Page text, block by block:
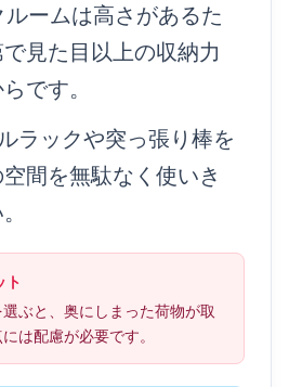
ルームは高さがあるた
見た目以上の収納力
です。
ラックや突っ張り棒を
間を無駄なく使いき
ト
ぶと、奥にしまった荷物が取
は配慮が必要です。